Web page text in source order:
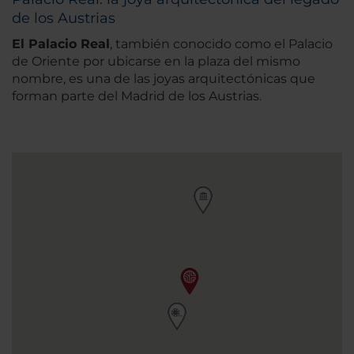
de los Austrias
El Palacio Real , también conocido como el Palacio
de Oriente por ubicarse en la plaza del mismo
nombre, es una de las joyas arquitectónicas que
forman parte del Madrid de los Austrias.